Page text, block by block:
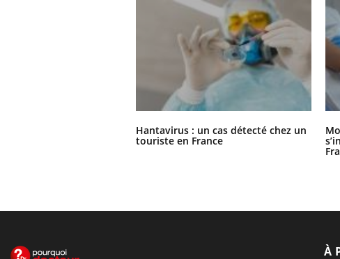
Hantavirus : un cas détecté chez un
touriste en France
À